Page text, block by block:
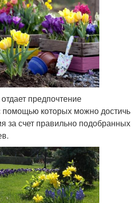
предпочтение
помощью которых можно достичь
за счет правильно подобранных